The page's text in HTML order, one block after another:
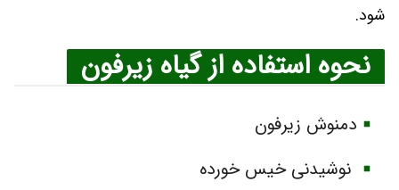
شود.
نحوه استفاده از گیاه زیرفون
دمنوش زیرفون
نوشیدنی خیس خورده